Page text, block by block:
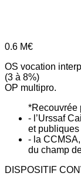
0.6 M€
OS vocation
(3 à 8%)
OP multipro.
*Recouvrée
- l’Urssaf
et
- la
du champ
DISPOSITIF